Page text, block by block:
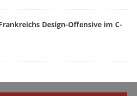
Design-Offensive im C-